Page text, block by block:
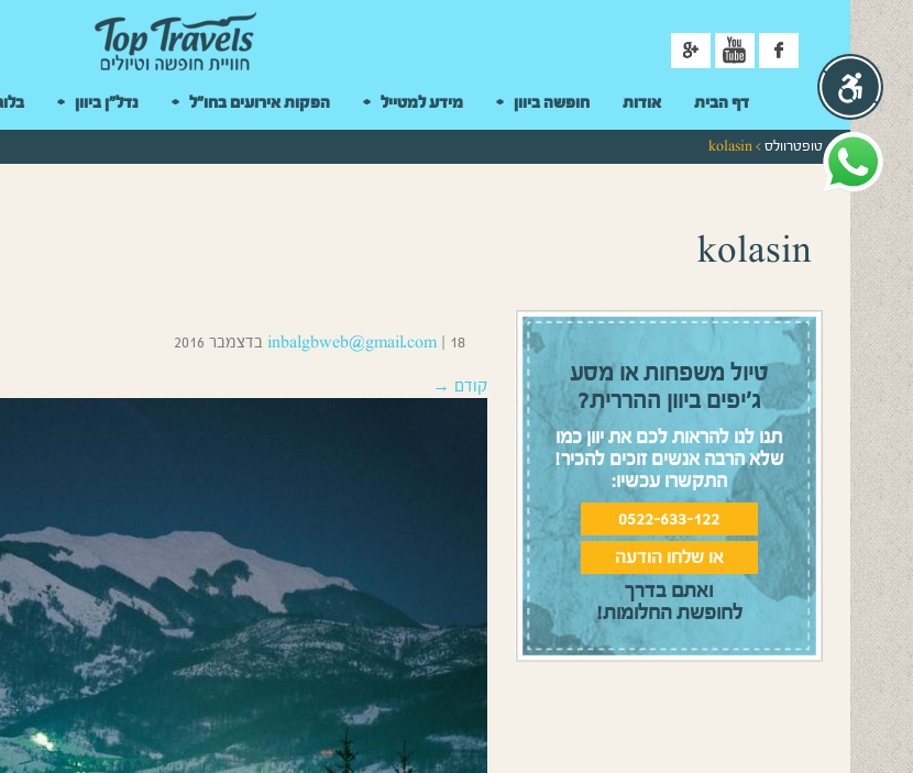
דף הבית אודות חופשה ביוון מידע למטייל הפקות אירועים בחו"ל נדל"ן ביוון
טופטרוולס > kolasin
kolasin
inbalgbweb@gmail.com 18 בדצמבר 2016
קודם →
טיול משפחות או מסע
ג’יפים ביוון ההררית?
תנו לנו להראות לכם את יוון כמו
שלא הרבה אנשים זוכים להכיר!
התקשרו עכשיו:
0522-633-122
או שלחו הודעה
ואתם בדרך
לחופשת החלומות!